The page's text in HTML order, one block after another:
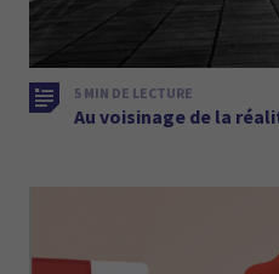
5 MIN DE LECTURE
Au voisinage de la